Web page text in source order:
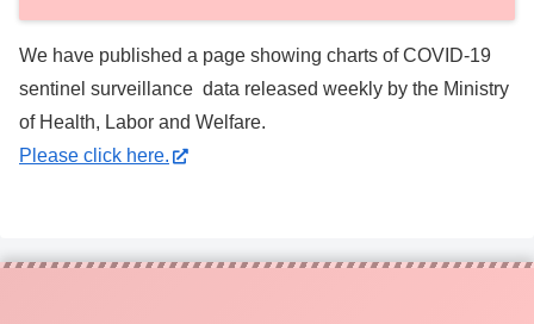
We have published a page showing charts of COVID-19
sentinel surveillance data released weekly by the Ministry
of Health, Labor and Welfare.
Please click here.